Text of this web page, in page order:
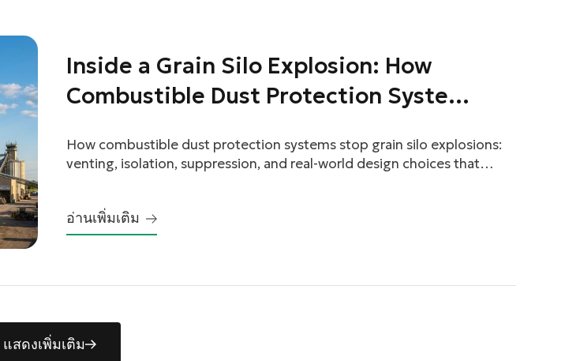
Inside a Grain Silo Explosion: How
Combustible Dust Protection Systems
How combustible dust protection systems stop grain silo explosions:
venting, isolation, suppression, and real-world design choices that
อ่านเพิ่มเติม
แสดงเพิ่มเติม